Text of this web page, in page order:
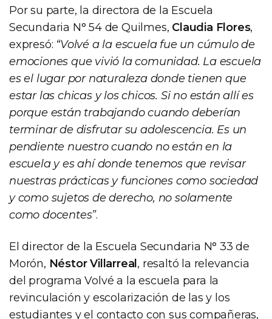
Por su parte, la directora de la Escuela
Secundaria N° 54 de Quilmes, Claudia Flores,
expresó: “Volvé a la escuela fue un cúmulo de
emociones que vivió la comunidad. La escuela
es el lugar por naturaleza donde tienen que
estar las chicas y los chicos. Si no están allí es
porque están trabajando cuando deberían
terminar de disfrutar su adolescencia. Es un
pendiente nuestro cuando no están en la
escuela y es ahí donde tenemos que revisar
nuestras prácticas y funciones como sociedad
y como sujetos de derecho, no solamente
como docentes”.
El director de la Escuela Secundaria N° 33 de
Morón, Néstor Villarreal , resaltó la relevancia
del programa Volvé a la escuela para la
revinculación y escolarización de las y los
estudiantes y el contacto con sus compañeras,